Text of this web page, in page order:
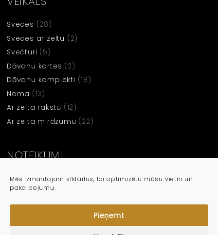
Mēs izmantojam sīkfailus, lai optimizētu mūsu vietni un
pakalpojumu.
Pieņemt
Sveces (28)
Sveces ar zeltu (2)
Svečturi (5)
Dāvanu kartes (2)
Dāvanu komplekti (18)
Noma (13)
Ar zelta rakstu (12)
Ar zelta mirdzumu (22)
NOTEIKUMI
Noteikumi un nosacījumi
Privātuma Politika
Sīkdatņu politika